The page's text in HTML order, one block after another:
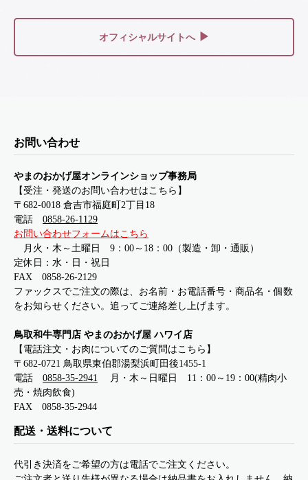
オフィシャルサイトへ ▶
お問い合わせ
やまのおかげ屋オンラインショップ事務局
【受注・発送のお問い合わせはこちら】
〒682-0018 倉吉市福庭町2丁目18
電話 0858-26-1129
お問い合わせフォームはこちら
月火・木～土曜日 9：00～18：00（製造・卸・通販）
定休日：水・日・祝日
FAX 0858-26-2129
ファックスでご注文の際は、お名前・お電話番号・商品名・個数
をお知らせください。追ってご連絡差し上げます。
鳥取和牛専門店 やまのおかげ屋 ハワイ店
【電話注文・お肉についてのご質問はこちら】
〒682-0721 鳥取県東伯郡湯梨浜町田後1455-1
電話 0858-35-2941
月・木～日曜日 11：00～19：00(精肉小
売・焼肉飲食)
FAX 0858-35-2944
配送・送料について
代引き決済をご希望の方は電話でご注文ください。